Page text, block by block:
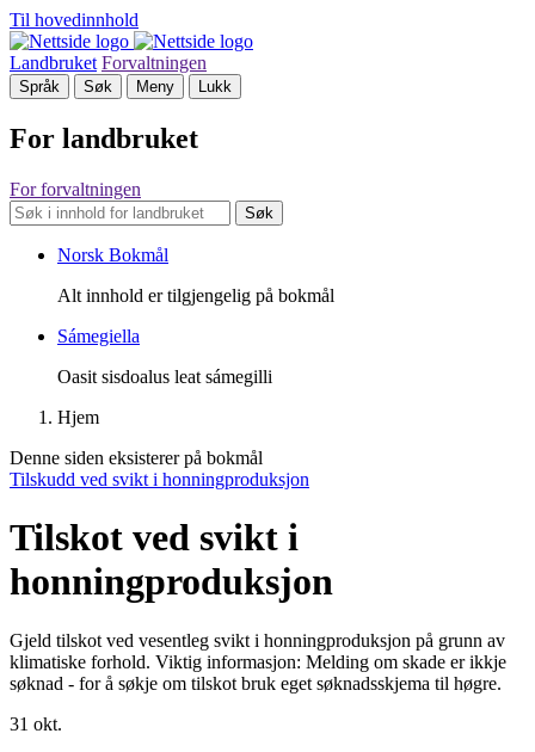
Til hovedinnhold
Landbruket Forvaltningen
Språk Søk Meny Lukk
For landbruket
For forvaltningen
Søk
Norsk Bokmål
Alt innhold er tilgjengelig på bokmål
Sámegiella
Oasit sisdoalus leat sámegilli
Hjem
Denne siden eksisterer på bokmål
Tilskudd ved svikt i honningproduksjon
Tilskot ved svikt i
honningproduksjon
Gjeld tilskot ved vesentleg svikt i honningproduksjon på grunn av
klimatiske forhold. Viktig informasjon: Melding om skade er ikkje
søknad - for å søkje om tilskot bruk eget søknadsskjema til høgre.
31 okt.